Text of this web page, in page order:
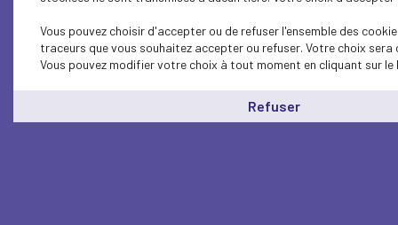
Vous pouvez choisir d'accepter ou de refuser l'ensemble des
traceurs que vous souhaitez accepter ou refuser. Votre choix
Vous pouvez modifier votre choix à tout moment en cliquant sur le
Refuser